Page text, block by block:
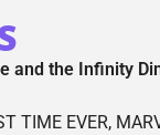
and the Infinity
TIME EVER,